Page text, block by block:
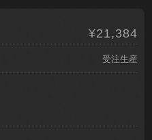
¥21,384
受注生産